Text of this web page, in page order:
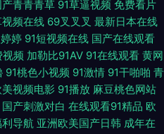
产青青青草 91草逼视频 免费看片
频在线 69叉叉叉 最新日本在线
婷 91短视频在线 国产在线观看
视频 加勒比91AV 91在线观看 黄网
91桃色小视频 91激情 91干啪啪 青
美视频电影 91播放 麻豆桃色网站
国产刺激对白 在线观看91精品 欧
导航 亚洲欧美国产日韩 成年在